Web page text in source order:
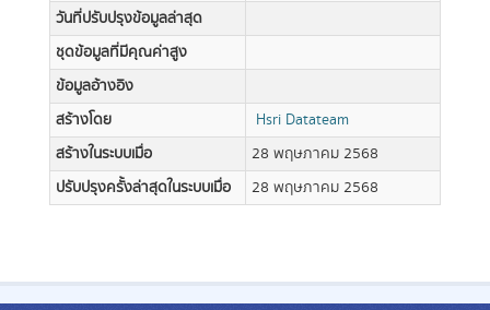
วันที่ปรับปรุงข้อมูลล่าสุด
ชุดข้อมูลที่มีคุณค่าสูง
ข้อมูลอ้างอิง
สร้างโดย
Hsri Datateam
สร้างในระบบเมื่อ
28 พฤษภาคม 2568
ปรับปรุงครั้งล่าสุดในระบบเมื่อ
28 พฤษภาคม 2568